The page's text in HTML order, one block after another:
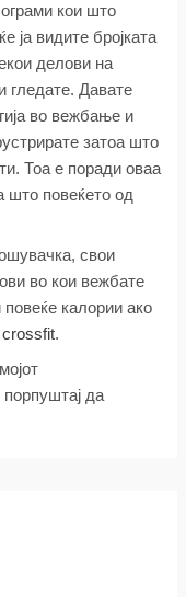
кои што
ја видите бројката
делови на
гледате. Давате
во вежбање и
затоа што
Тоа е поради оваа
што повеќето од
свои
во кои вежбате
калории ако
crossfit.
порпуштај да